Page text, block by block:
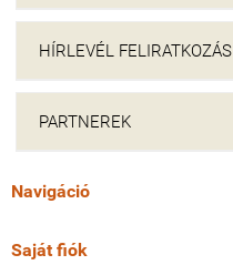
HÍRLEVÉL FELIRATKOZÁS
PARTNEREK
Navigáció
Saját fiók